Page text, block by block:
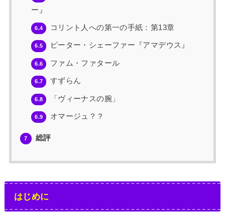
ー』
6.4 コリント人への第一の手紙：第13章
6.5 ピーター・シェーファー『アマデウス』
6.6 ファム・ファタール
6.7 すずらん
6.8 「ヴィーナスの腕」
6.9 オマージュ？？
7 総評
はじめに